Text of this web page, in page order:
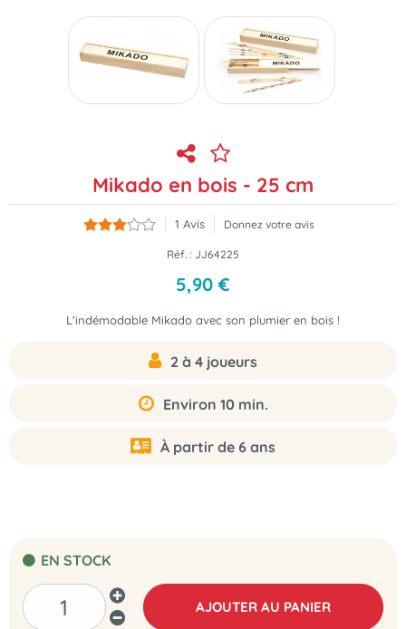
Mikado en bois - 25 cm
1 Avis Donnez votre avis
Réf. : JJ64225
5,90 €
L'indémodable Mikado avec son plumier en bois !
2 à 4 joueurs
Environ 10 min.
À partir de 6 ans
EN STOCK
AJOUTER AU PANIER